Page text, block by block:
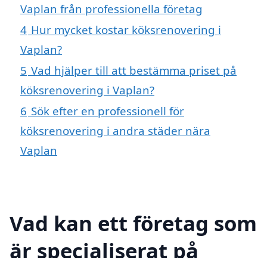
Vaplan från professionella företag
4 Hur mycket kostar köksrenovering i
Vaplan?
5 Vad hjälper till att bestämma priset på
köksrenovering i Vaplan?
6 Sök efter en professionell för
köksrenovering i andra städer nära
Vaplan
Vad kan ett företag som
är specialiserat på